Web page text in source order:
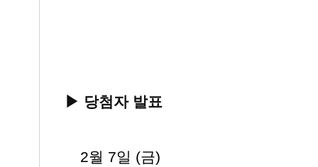
▶ 당첨자 발표
2월 7일 (금)